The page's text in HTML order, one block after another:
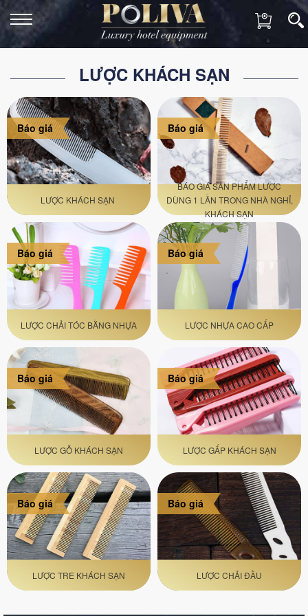
LƯỢC KHÁCH SẠN
Báo giá
LƯỢC KHÁCH SẠN
Báo giá
BÁO GIÁ SẢN PHẨM LƯỢC
DÙNG 1 LẦN TRONG NHÀ NGHỈ,
KHÁCH SẠN
Báo giá
LƯỢC CHẢI TÓC BẰNG NHỰA
Báo giá
LƯỢC NHỰA CAO CẤP
Báo giá
LƯỢC GỖ KHÁCH SẠN
Báo giá
LƯỢC GẤP KHÁCH SẠN
Báo giá
LƯỢC TRE KHÁCH SẠN
Báo giá
LƯỢC CHẢI ĐẦU